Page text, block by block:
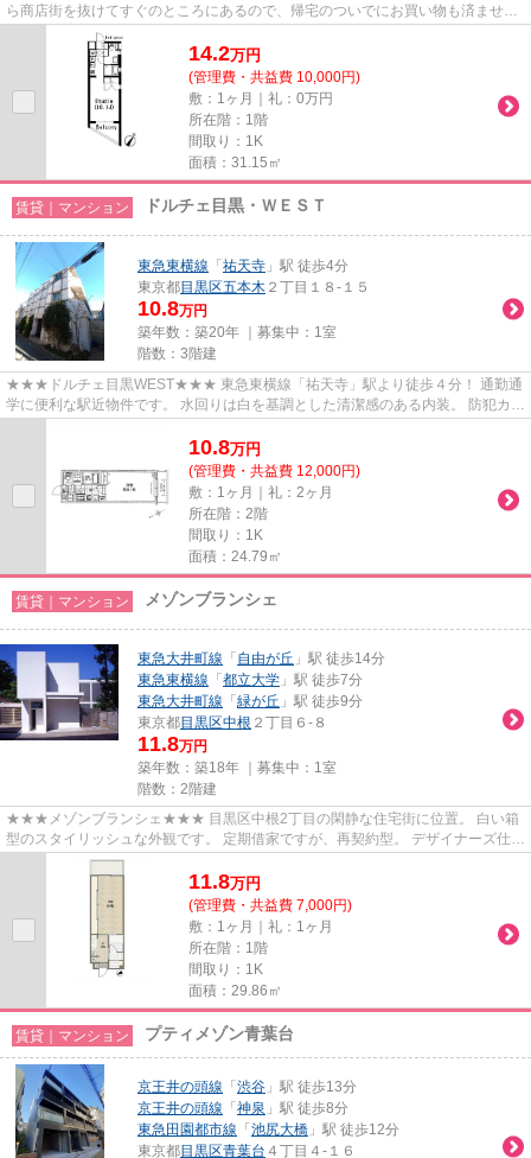
ら商店街を抜けてすぐのところにあるので、帰宅のついでにお買い物も済ませて
しまうことが出来ますよ♪
14.2万円
(管理費・共益費 10,000円)
敷：1ヶ月｜礼：0万円
所在階：1階
間取り：1K
面積：31.15㎡
賃貸｜マンション ドルチェ目黒・ＷＥＳＴ
東急東横線 「 祐天寺 」駅 徒歩4分
東京都目黒区五本木 ２丁目１８-１５
10.8万円
築年数：築20年 ｜募集中： 1室
階数：3階建
★★★ドルチェ目黒WEST★★★ 東急東横線「祐天寺」駅より徒歩４分！ 通勤通
学に便利な駅近物件です。 水回りは白を基調とした清潔感のある内装。 防犯カメ
10.8万円
(管理費・共益費 12,000円)
敷：1ヶ月｜礼：2ヶ月
所在階：2階
間取り：1K
面積：24.79㎡
賃貸｜マンション メゾンブランシェ
東急大井町線 「 自由が丘 」駅 徒歩14分
東急東横線 「 都立大学 」駅 徒歩7分
東急大井町線 「 緑が丘 」駅 徒歩9分
東京都目黒区中根 ２丁目６-８
11.8万円
築年数：築18年 ｜募集中： 1室
階数：2階建
★★★メゾンブランシェ★★★ 目黒区中根2丁目の閑静な住宅街に位置。 白い箱
型のスタイリッシュな外観です。 定期借家ですが、再契約型。 デザイナーズ仕様
のお部屋に住みたい方、ぜひお問...
11.8万円
(管理費・共益費 7,000円)
敷：1ヶ月｜礼：1ヶ月
所在階：1階
間取り：1K
面積：29.86㎡
賃貸｜マンション プティメゾン青葉台
京王井の頭線 「 渋谷 」駅 徒歩13分
京王井の頭線 「 神泉 」駅 徒歩8分
東急田園都市線 「 池尻大橋 」駅 徒歩12分
東京都目黒区青葉台 ４丁目４-１６